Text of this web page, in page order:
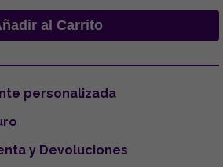
personalizada
y Devoluciones